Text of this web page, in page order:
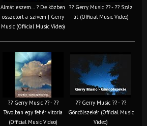
Almát eszem… ? De közben
összetört a szívem | Gerry
Music (Official Music Video)
?? Gerry Music ?? - ?? Száz
út (Official Music Video)
?? Gerry Music ?? - ??
Távolban egy fehér vitorla
(Official Music Video)
?? Gerry Music ?? - ??
Göncölszekér (Official Music
Video)